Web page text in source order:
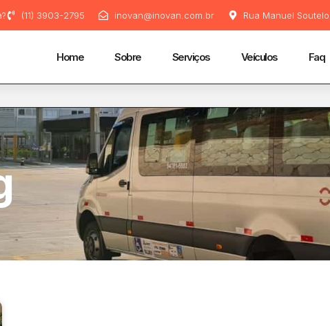
(11) 3903-2795 inovan@inovan.com.br Rua Manuel
Home Sobre Serviços Veículos Faq